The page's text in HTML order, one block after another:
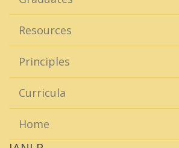
Resources
Principles
Curricula
Home